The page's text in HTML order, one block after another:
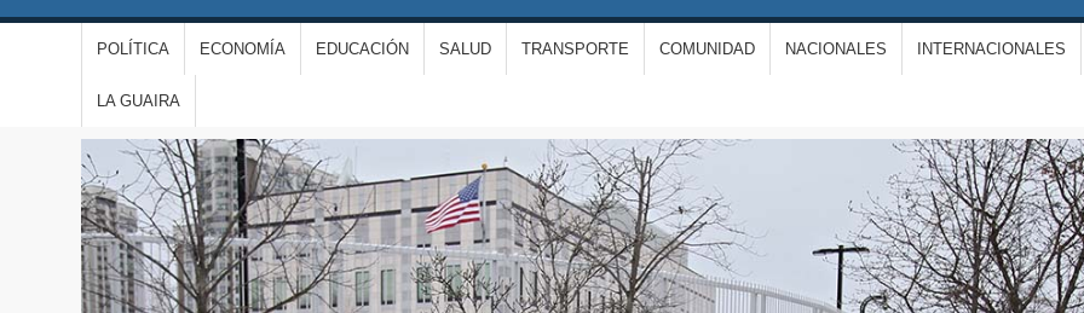
VERDAD
DE
VARGAS
POLÍTICA ECONOMÍA EDUCACIÓN SALUD TRANSPORTE COMUNIDAD NACIONALES INTERNACIONALES
LA GUAIRA